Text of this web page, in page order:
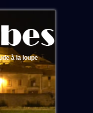
à la loupe